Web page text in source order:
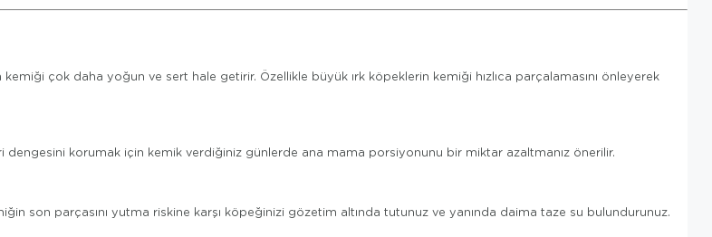
kemiği çok daha yoğun ve sert hale getirir. Özellikle büyük ırk köpeklerin kemiği hızlıca parçalamasını önleyerek
korumak için kemik verdiğiniz günlerde ana mama porsiyonunu bir miktar azaltmanız önerilir.
son parçasını yutma riskine karşı köpeğinizi gözetim altında tutunuz ve yanında daima taze su bulundurunuz.